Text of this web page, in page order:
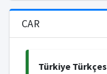
CAR
Türkiye